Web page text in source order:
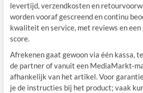
levertijd, verzendkosten en
worden vooraf gescreend en continu
kwaliteit en service, met reviews en
score.
Afrekenen gaat gewoon via één kassa,
de partner of vanuit een MediaMarkt-
afhankelijk van het artikel. Voor
je de instructies bij het product; vaak